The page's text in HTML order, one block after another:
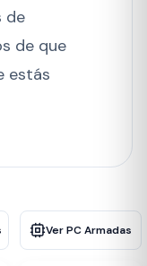
de
de que
estás
Ver PC Armadas